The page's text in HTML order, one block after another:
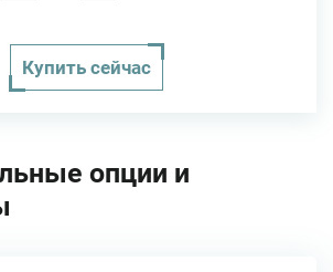
Купить сейчас
опции и